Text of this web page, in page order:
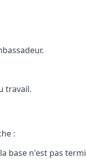
travail.
:
base n'est pas